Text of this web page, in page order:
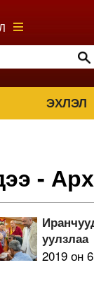
ЭХЛЭЛ
-
уулзлаа
2019 он